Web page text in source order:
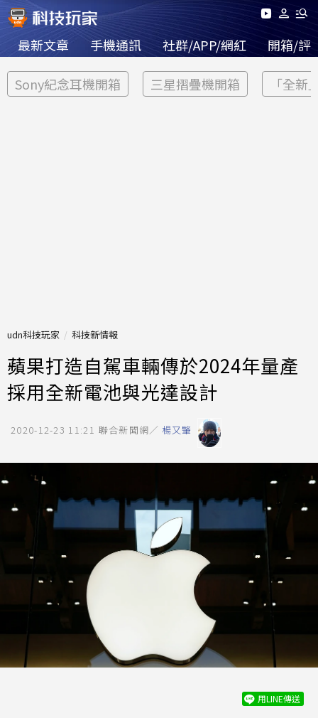
最新文章 手機通訊 社群/APP/網紅 開箱/評
Sony紀念耳機開箱 三星摺疊機開箱 「全新
udn科技玩家 科技新情報
蘋果打造自駕車輛傳於2024年量產
採用全新電池與光達設計
2020-12-23 11:21 聯合新聞網／ 楊又肇
用LINE傳送